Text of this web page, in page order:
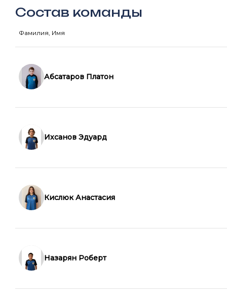
Состав команды
Фамилия, Имя
Абсатаров Платон
Ихсанов Эдуард
Кислюк Анастасия
Назарян Роберт